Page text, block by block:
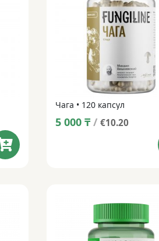
Чага • 120 капсул
5 000₸ / €10.20